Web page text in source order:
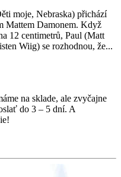
moje, Nebraska) přichází
Mattem Damonem. Když
12 centimetrů, Paul (Matt
Wiig) se rozhodnou, že...
na sklade, ale zvyčajne
do 3 – 5 dní. A